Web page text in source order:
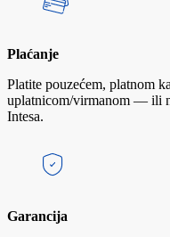
Plaćanje
Platite pouzećem, platnom
uplatnicom/virmanom — ili
Intesa.
Garancija